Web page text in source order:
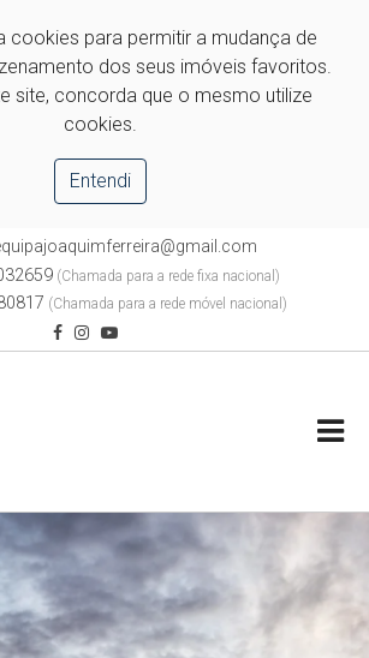
cookies para permitir a mudança de
dos seus imóveis favoritos.
site, concorda que o mesmo utilize
cookies.
Entendi
(Chamada para a rede fixa nacional)
(Chamada para a rede móvel nacional)